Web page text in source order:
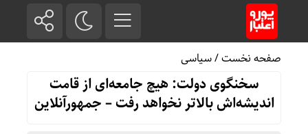
صفحه نخست/سیاسی
سخنگوی دولت: هیچ جامعه‌ای از قامت
اندیشه‌اش بالاتر نخواهد رفت – جمهورآنلاین